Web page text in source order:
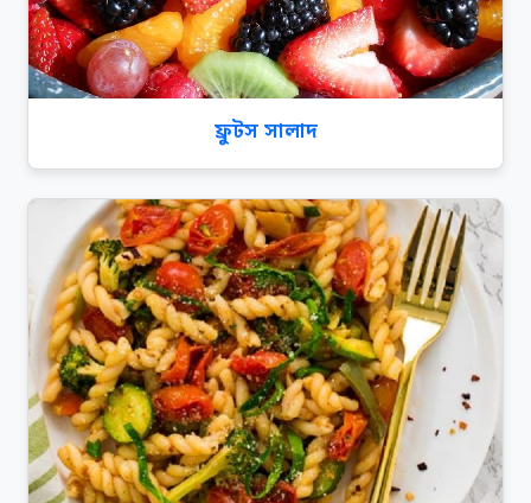
ফ্রুটস সালাদ